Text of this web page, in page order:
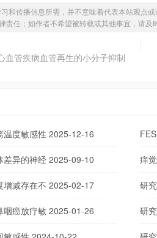
和传播信息所需，并不意味着代表本站观点
责任；如作者不希望被转载或其他事宜，请及
血管疾病血管再生的小分子抑制
温度敏感性 2025-12-16
差异的神经 2025-09-10 痒
增减存在不 2025-02-17 研
咽癌放疗敏 2025-01-26 研